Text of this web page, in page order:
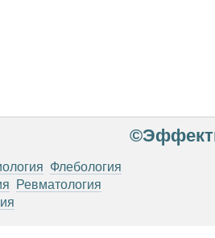
Флебология
Ревматология